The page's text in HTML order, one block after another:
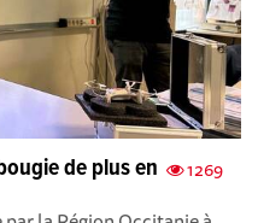
1269
de plus en